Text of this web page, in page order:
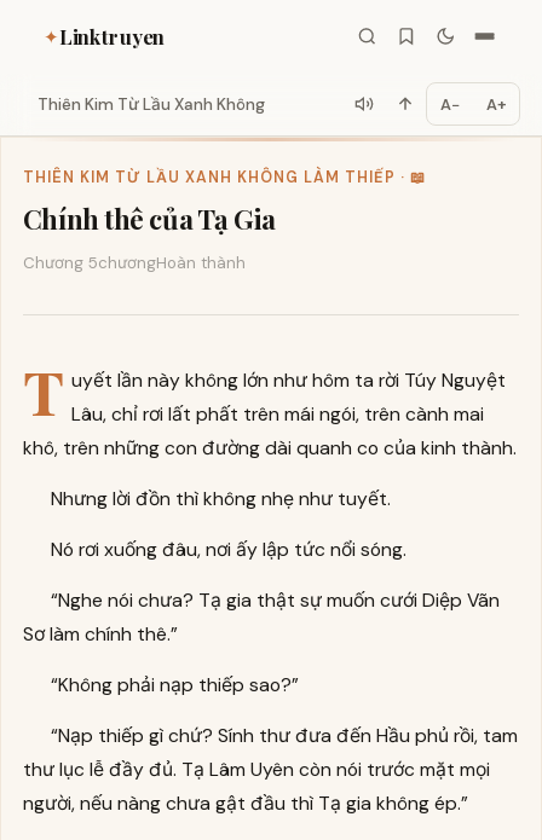
✦Linktruyen
Thiên Kim Từ Lầu Xanh Không Là... A− A+
THIÊN KIM TỪ LẦU XANH KHÔNG LÀM THIẾP · 📖
Chính thê của Tạ Gia
Chương 5chươngHoàn thành
T uyết lần này không lớn như hôm ta rời Túy Nguyệt
Lâu, chỉ rơi lất phất trên mái ngói, trên cành mai
khô, trên những con đường dài quanh co của kinh thành.
Nhưng lời đồn thì không nhẹ như tuyết.
Nó rơi xuống đâu, nơi ấy lập tức nổi sóng.
“Nghe nói chưa? Tạ gia thật sự muốn cưới Diệp Vãn
Sơ làm chính thê.”
“Không phải nạp thiếp sao?”
“Nạp thiếp gì chứ? Sính thư đưa đến Hầu phủ rồi, tam
thư lục lễ đầy đủ. Tạ Lâm Uyên còn nói trước mặt mọi
người, nếu nàng chưa gật đầu thì Tạ gia không ép.”